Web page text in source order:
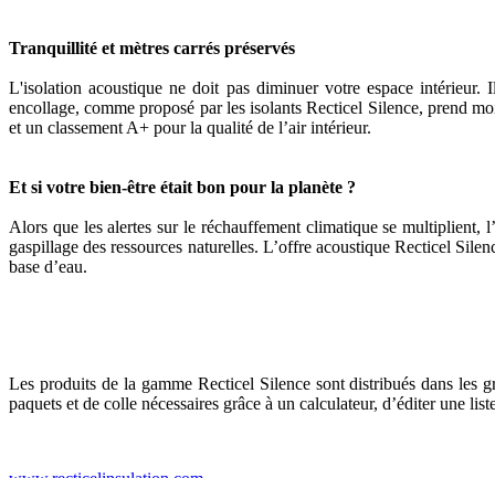
Tranquillité et mètres carrés préservés
L'isolation acoustique ne doit pas diminuer votre espace
encollage, comme proposé par les isolants Recticel Silence, prend
et un classement A+ pour la qualité de l’air intérieur.
Et si votre bien-être était bon pour la planète ?
Alors que les alertes sur le réchauffement climatique se multiplient,
gaspillage des ressources naturelles. L’offre acoustique Recticel
base d’eau.
Les produits de la gamme Recticel Silence sont distribués dans les
paquets et de colle nécessaires grâce à un calculateur, d’éditer une